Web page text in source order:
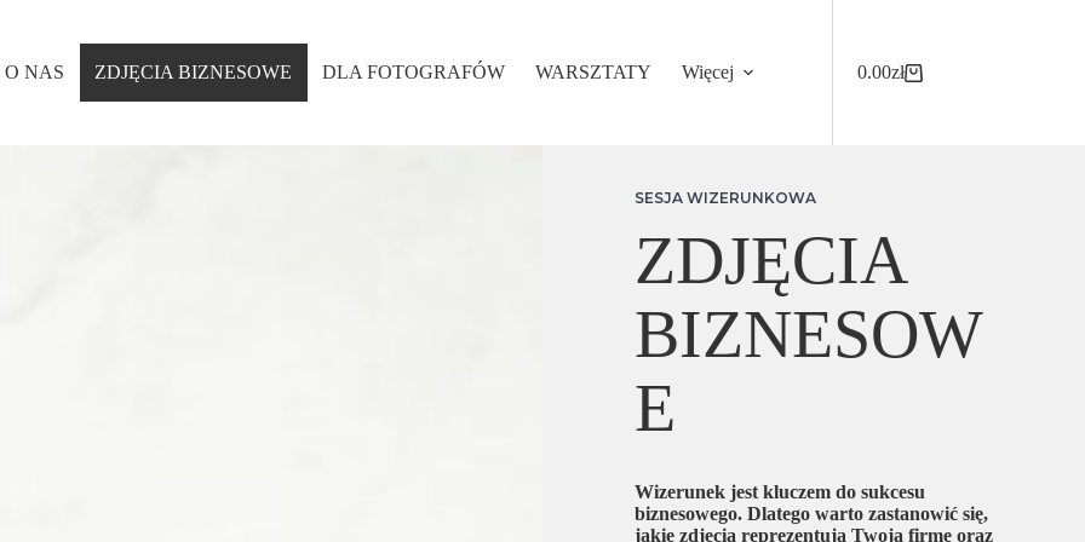
O NAS
ZDJĘCIA BIZNESOWE DLA FOTOGRAFÓW WARSZTATY Więcej Koszyk
0.00zł
SESJA WIZERUNKOWA
ZDJĘCIA
BIZNESOW
E
Wizerunek jest kluczem do sukcesu
biznesowego. Dlatego warto zastanowić się,
jakie zdjęcia reprezentują Twoją firmę oraz